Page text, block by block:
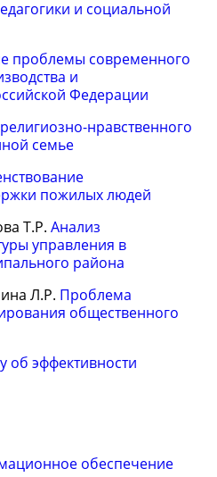
и социальной
проблемы современного
и
Федерации
нравственного
семье
пожилых людей
Т.Р. Анализ
управления в
района
Л.Р. Проблема
общественного
об эффективности
обеспечение